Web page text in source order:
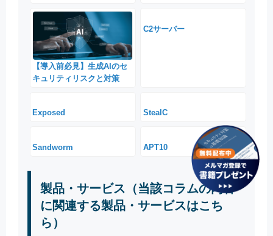
【導入前必見】生成AIのセ
キュリティリスクと対策
C2サーバー
Exposed StealC
Sandworm APT10
製品・サービス（当該コラムの内容
に関連する製品・サービスはこち
ら）